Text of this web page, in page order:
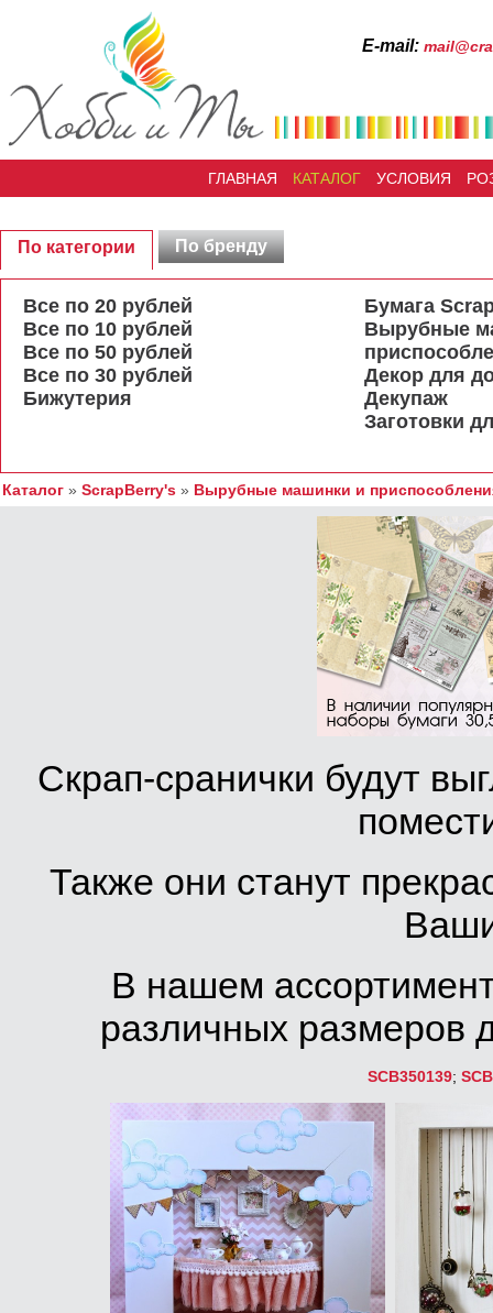
Е-mail:
ГЛАВНАЯ КАТАЛОГ УСЛОВИЯ
По категории По бренду
Все по 20 рублей
Все по 10 рублей
Все по 50 рублей
Все по 30 рублей
Бижутерия
Бумага
Вырубные
Декор для
Декупаж
Заготовки
Каталог » ScrapBerry's » Вырубные машинки и
Скрап-сранички будут
Также они станут
В нашем
различных размеров
SCB350139;